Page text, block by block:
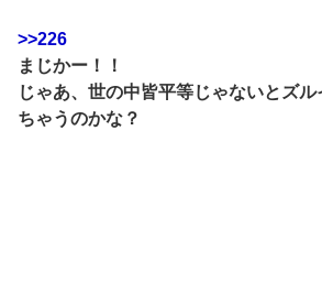
>>226
まじかー！！
じゃあ、世の中皆平等じゃないとズ
ちゃうのかな？